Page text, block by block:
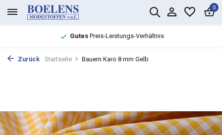
0
GutesPreis-Leistungs-Verhältnis
Zurück Startseite Bauern Karo 8 mm Gelb